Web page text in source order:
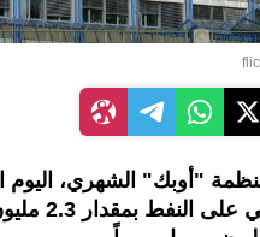
"أوبك" الشهري، اليوم